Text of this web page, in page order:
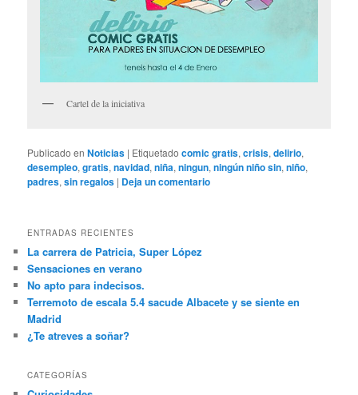
Cartel de la iniciativa
Publicado en Noticias | Etiquetado comic gratis,crisis,delirio,
desempleo,gratis,navidad,niña,ningun,ningún niño sin,niño,
padres,sin regalos | Deja un comentario
ENTRADAS RECIENTES
La carrera de Patricia, Super López
Sensaciones en verano
No apto para indecisos.
Terremoto de escala 5.4 sacude Albacete y se siente en
Madrid
¿Te atreves a soñar?
CATEGORÍAS